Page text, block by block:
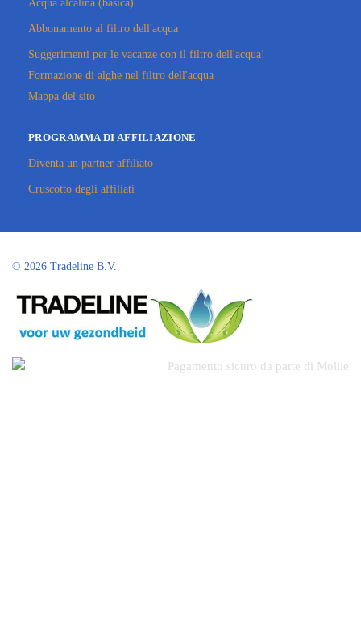
Acqua alcalina (basica)
Abbonamento al filtro dell'acqua
Suggerimenti per le vacanze con il filtro dell'acqua!
Formazione di alghe nel filtro dell'acqua
Mappa del sito
PROGRAMMA DI AFFILIAZIONE
Diventa un partner affiliato
Cruscotto degli affiliati
© 2026 Tradeline B.V.